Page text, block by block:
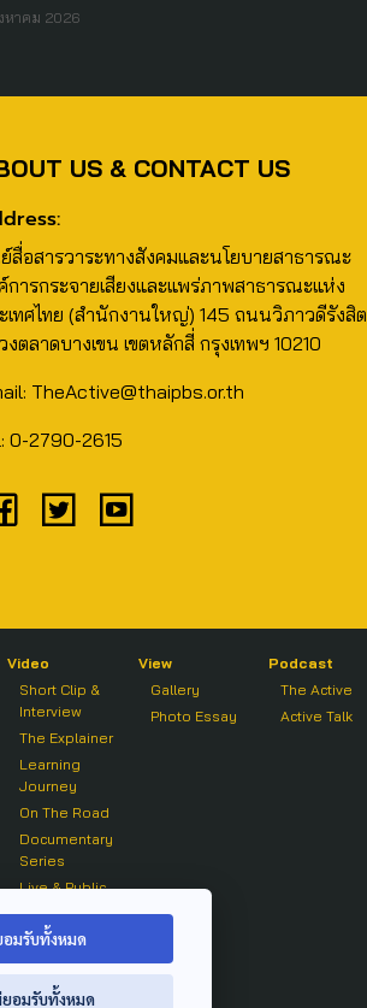
หาคม 2026
US & CONTACT US
สื่อสารวาระทางสังคมและนโยบายสาธารณะ
การกระจายเสียงและแพร่ภาพสาธารณะแห่ง
เทศไทย (สำนักงานใหญ่) 145 ถนนวิภาวดีรังสิต
งตลาดบางเขน เขตหลักสี่ กรุงเทพฯ 10210
TheActive@thaipbs.or.th
0-2790-2615
Video
Short Clip &
Interview
The Explainer
Learning
Journey
On The Road
Documentary
Series
Live & Public
On air Clip
View
Gallery
Photo Essay
Podcast
The Active
Active Talk
อมรับทั้งหมด
ยอมรับทั้งหมด